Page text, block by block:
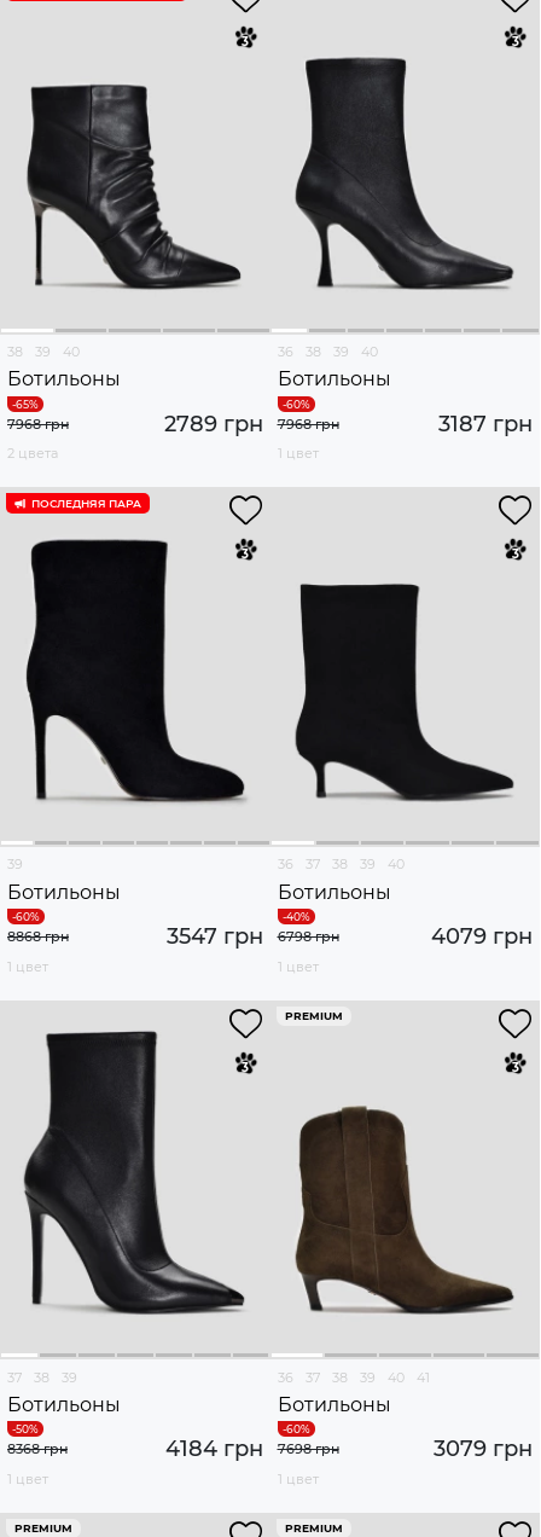
38 39 40
Ботильоны
2789 грн
7968 грн
2 цвета
36 38 39 40
Ботильоны
3187 грн
7968 грн
1 цвет
ПОСЛЕДНЯЯ ПАРА
39
Ботильоны
3547 грн
8868 грн
1 цвет
36 37 38 39 40
Ботильоны
4079 грн
6798 грн
1 цвет
37 38 39
Ботильоны
4184 грн
8368 грн
1 цвет
PREMIUM
36 37 38 39 40 41
Ботильоны
3079 грн
7698 грн
1 цвет
PREMIUM PREMIUM